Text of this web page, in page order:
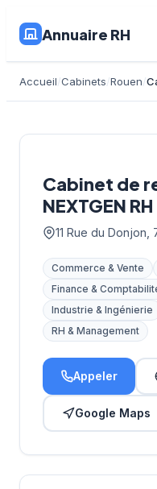
Annuaire RH
Accueil Cabinets Rouen
Cabinet de
NEXTGEN RH
11 Rue du Donjon,
Commerce & Vente
Finance &
Industrie & Ingénierie
RH & Management
Appeler
Google Maps